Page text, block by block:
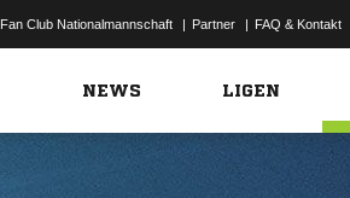
Fan Club Nationalmannschaft | Partner | FAQ & Kontakt
NEWS LIGEN